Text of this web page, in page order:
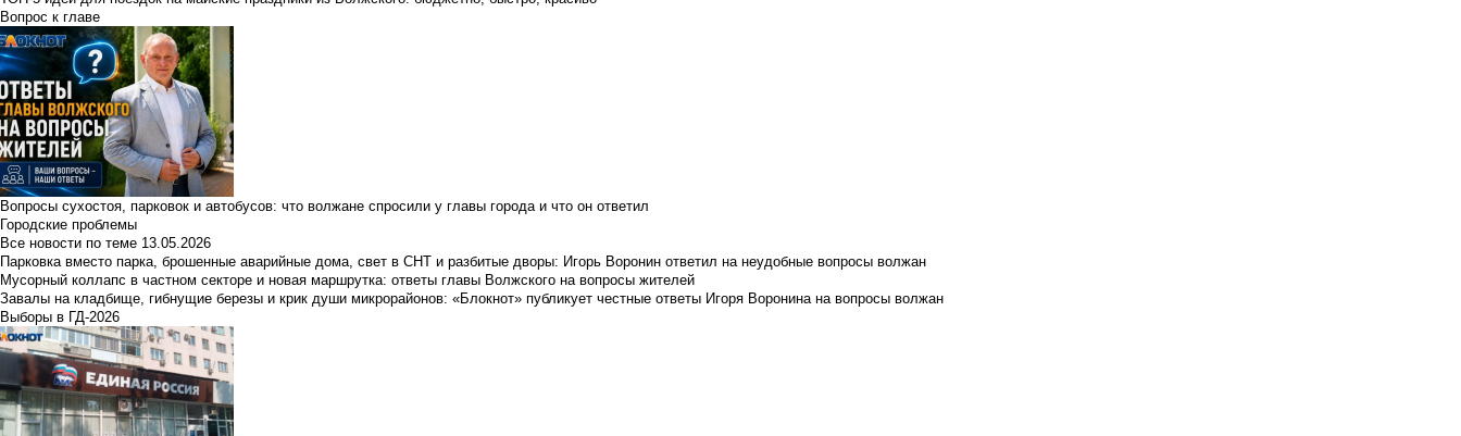
Вопрос к главе
Вопросы сухостоя, парковок и автобусов: что волжане спросили у главы города и что он ответил
Городские проблемы
Все новости по теме 13.05.2026
Парковка вместо парка, брошенные аварийные дома, свет в СНТ и разбитые дворы: Игорь Воронин ответил на неудобные вопросы волжан
Мусорный коллапс в частном секторе и новая маршрутка: ответы главы Волжского на вопросы жителей
Завалы на кладбище, гибнущие березы и крик души микрорайонов: «Блокнот» публикует честные ответы Игоря Воронина на вопросы волжан
Выборы в ГД-2026